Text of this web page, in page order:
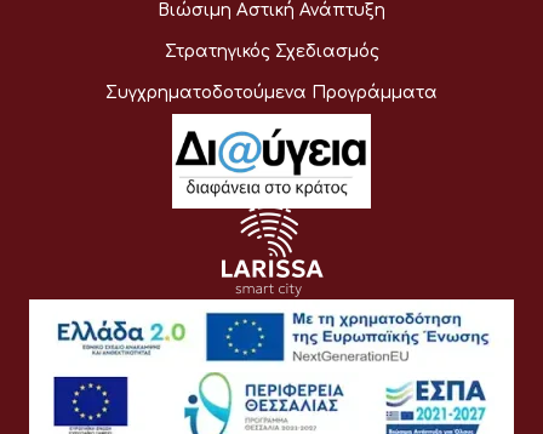
Βιώσιμη Αστική Ανάπτυξη
Στρατηγικός Σχεδιασμός
Συγχρηματοδοτούμενα Προγράμματα